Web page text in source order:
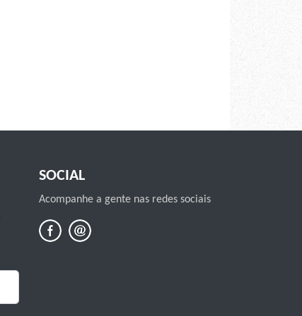
SOCIAL
Acompanhe a gente nas redes sociais